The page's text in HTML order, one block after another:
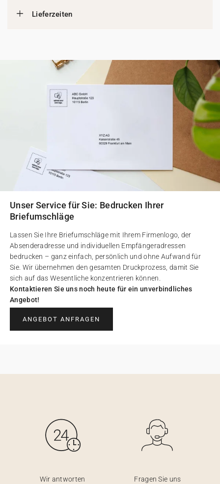
Lieferzeiten
Unser Service für Sie: Bedrucken Ihrer
Briefumschläge
Lassen Sie Ihre Briefumschläge mit Ihrem Firmenlogo, der
Absenderadresse und individuellen Empfängeradressen
bedrucken – ganz einfach, persönlich und ohne Aufwand für
Sie. Wir übernehmen den gesamten Druckprozess, damit Sie
sich auf das Wesentliche konzentrieren können.
Kontaktieren Sie uns noch heute für ein unverbindliches
Angebot!
ANGEBOT ANFRAGEN
Wir antworten
Fragen Sie uns